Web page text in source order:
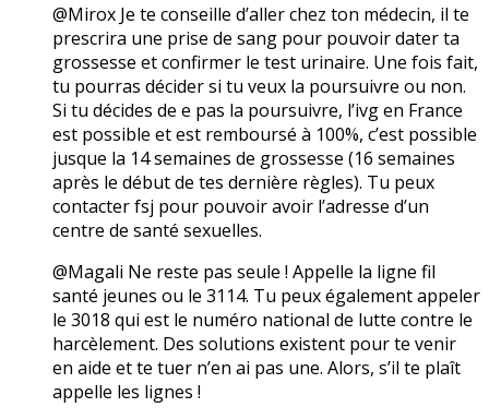
@Mirox Je te conseille d’aller chez ton médecin, il te
prescrira une prise de sang pour pouvoir dater ta
grossesse et confirmer le test urinaire. Une fois fait,
tu pourras décider si tu veux la poursuivre ou non.
Si tu décides de e pas la poursuivre, l’ivg en France
est possible et est remboursé à 100%, c’est possible
jusque la 14 semaines de grossesse (16 semaines
après le début de tes dernière règles). Tu peux
contacter fsj pour pouvoir avoir l’adresse d’un
centre de santé sexuelles.
@Magali Ne reste pas seule ! Appelle la ligne fil
santé jeunes ou le 3114. Tu peux également appeler
le 3018 qui est le numéro national de lutte contre le
harcèlement. Des solutions existent pour te venir
en aide et te tuer n’en ai pas une. Alors, s’il te plaît
appelle les lignes !